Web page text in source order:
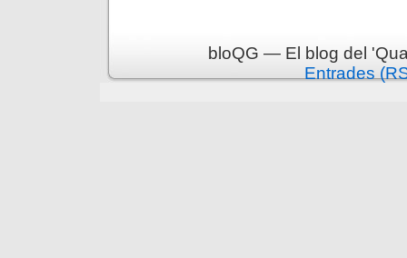
bloQG — El blog del
Entrades